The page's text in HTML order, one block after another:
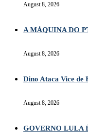
August 8, 2026
A MÁQUINA DO
August 8, 2026
Dino Ataca Vice de
August 8, 2026
GOVERNO LULA